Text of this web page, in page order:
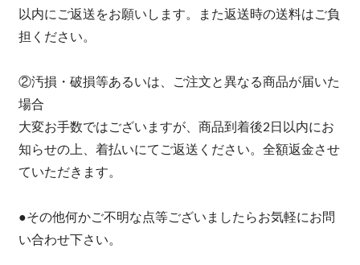
以内にご返送をお願いします。また返送時の送料はご負
担ください。
②汚損・破損等あるいは、ご注文と異なる商品が届いた
場合
大変お手数ではございますが、商品到着後2日以内にお
知らせの上、着払いにてご返送ください。全額返金させ
ていただきます。
●その他何かご不明な点等ございましたらお気軽にお問
い合わせ下さい。